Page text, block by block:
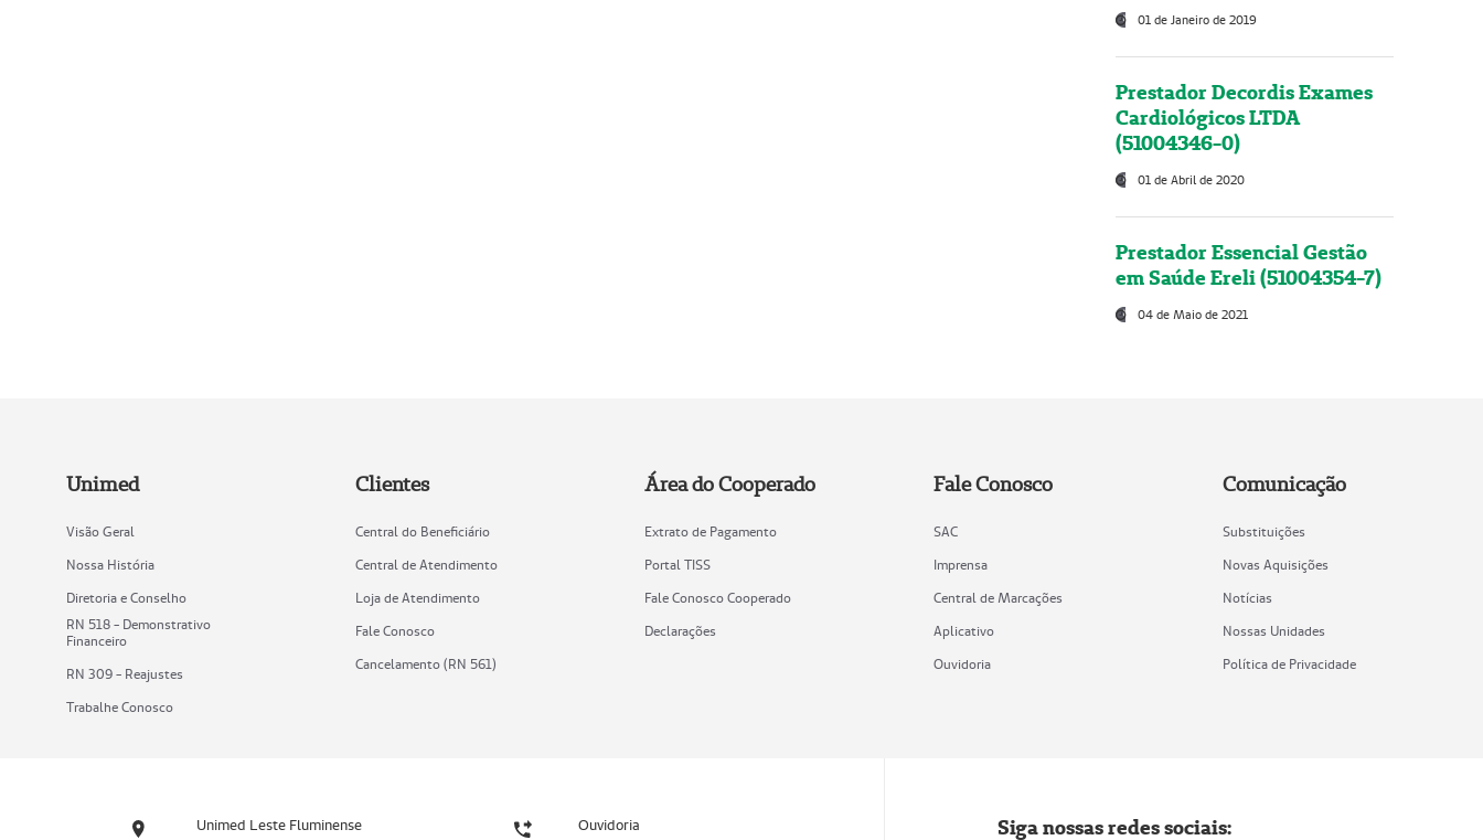
01 de Janeiro de 2019
Prestador Decordis Exames
Cardiológicos LTDA
(51004346-0)
01 de Abril de 2020
Prestador Essencial Gestão
em Saúde Ereli (51004354-7)
04 de Maio de 2021
Unimed
Visão Geral
Nossa História
Diretoria e Conselho
RN 518 - Demonstrativo
Financeiro
RN 309 - Reajustes
Trabalhe Conosco
Clientes
Central do Beneficiário
Central de Atendimento
Loja de Atendimento
Fale Conosco
Cancelamento (RN 561)
Área do Cooperado
Extrato de Pagamento
Portal TISS
Fale Conosco Cooperado
Declarações
Fale Conosco
SAC
Imprensa
Central de Marcações
Aplicativo
Ouvidoria
Comunicação
Substituições
Novas Aquisições
Notícias
Nossas Unidades
Política de Privacidade
Unimed Leste Fluminense Ouvidoria Siga nossas redes sociais: